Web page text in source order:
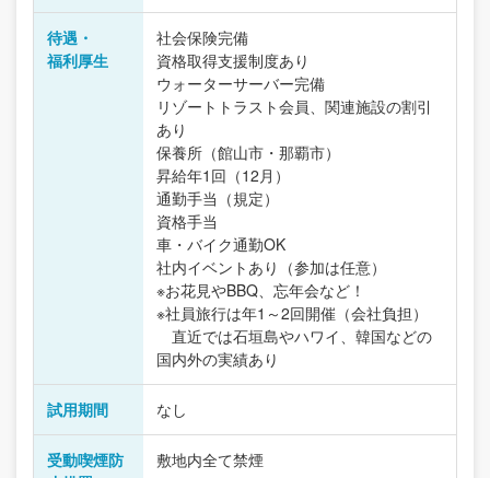
待遇・
福利厚生
社会保険完備
資格取得支援制度あり
ウォーターサーバー完備
リゾートトラスト会員、関連施設の割引
あり
保養所（館山市・那覇市）
昇給年1回（12月）
通勤手当（規定）
資格手当
車・バイク通勤OK
社内イベントあり（参加は任意）
※お花見やBBQ、忘年会など！
※社員旅行は年1～2回開催（会社負担）
直近では石垣島やハワイ、韓国などの
国内外の実績あり
試用期間 なし
受動喫煙防
敷地内全て禁煙